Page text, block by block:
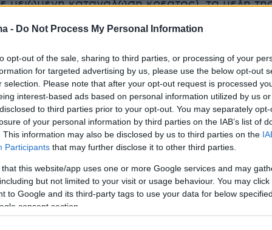
- Do Not Process My Personal Information
opt-out of the sale, sharing to third parties, or processing of your
for targeted advertising by us, please use the below opt-out
selection. Please note that after your opt-out request is processed
interest-based ads based on personal information utilized by us
to third parties prior to your opt-out. You may separately
of your personal information by third parties on the IAB’s list of
This information may also be disclosed by us to third parties on the
Participants that may further disclose it to other third parties.
that this website/app uses one or more Google services and may
but not limited to your visit or usage behaviour. You may
to Google and its third-party tags to use your data for below
consent section.
μειωμένη κατανάλωση κρέατος), τα μέλη
συνηθέστερα στις ηλικίες άνω των
προκύπτουν από μελέτη σε δείγμα 700
ηλικίας άνω των18 και κάτω των 70 ετών, η
τον Ιούνιο και συγχρηματοδοτήθηκε
Ένωση Χορτοφάγων (HellasVeg) και την
ευρωπαϊκή (European Vegetarian Union- EVU).
ανάλυση έγινε από τη HellasVeg.